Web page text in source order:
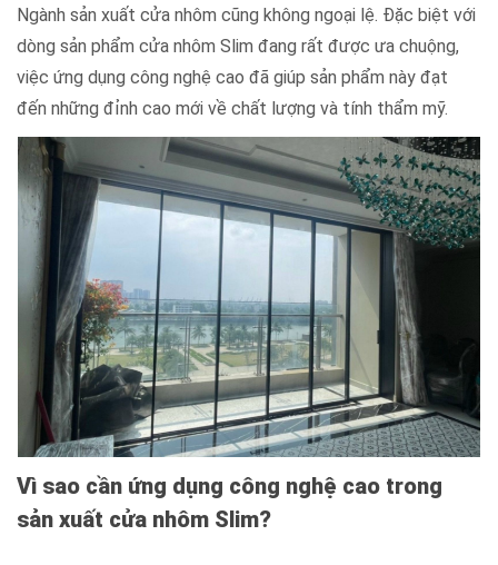
Ngành sản xuất cửa nhôm cũng không ngoại lệ. Đặc biệt với
dòng sản phẩm cửa nhôm Slim đang rất được ưa chuộng,
việc ứng dụng công nghệ cao đã giúp sản phẩm này đạt
đến những đỉnh cao mới về chất lượng và tính thẩm mỹ.
Vì sao cần ứng dụng công nghệ cao trong
sản xuất cửa nhôm Slim?